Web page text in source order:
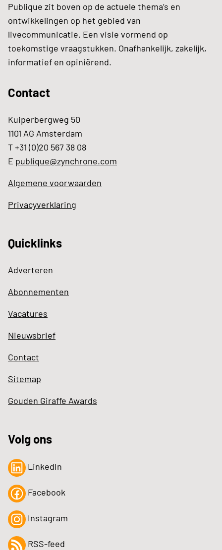
Publique zit boven op de actuele thema’s en
ontwikkelingen op het gebied van
livecommunicatie. Een visie vormend op
toekomstige vraagstukken. Onafhankelijk, zakelijk,
informatief en opiniërend.
Contact
Kuiperbergweg 50
1101 AG Amsterdam
T +31 (0)20 567 38 08
E publique@zynchrone.com
Algemene voorwaarden
Privacyverklaring
Quicklinks
Adverteren
Abonnementen
Vacatures
Nieuwsbrief
Contact
Sitemap
Gouden Giraffe Awards
Volg ons
LinkedIn
Facebook
Instagram
RSS-feed